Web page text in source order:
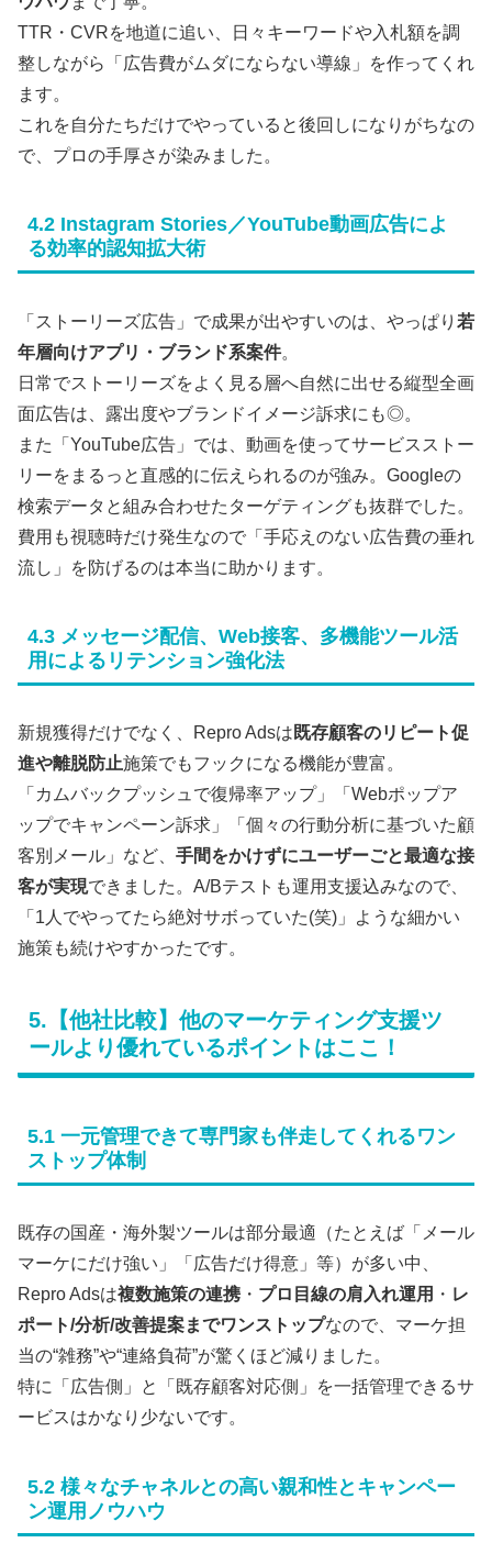
TTR・CVRを地道に追い、日々キーワードや入札額を調
整しながら「広告費がムダにならない導線」を作ってくれ
ます。
これを自分たちだけでやっていると後回しになりがちなの
で、プロの手厚さが染みました。
4.2 Instagram Stories／YouTube動画広告によ
る効率的認知拡大術
「ストーリーズ広告」で成果が出やすいのは、やっぱり 若
年層向けアプリ・ブランド系案件。
日常でストーリーズをよく見る層へ自然に出せる縦型全画
面広告は、露出度やブランドイメージ訴求にも◎。
また「YouTube広告」では、動画を使ってサービスストー
リーをまるっと直感的に伝えられるのが強み。Googleの
検索データと組み合わせたターゲティングも抜群でした。
費用も視聴時だけ発生なので「手応えのない広告費の垂れ
流し」を防げるのは本当に助かります。
4.3 メッセージ配信、Web接客、多機能ツール活
用によるリテンション強化法
新規獲得だけでなく、Repro Adsは既存顧客のリピート促
進や離脱防止施策でもフックになる機能が豊富。
「カムバックプッシュで復帰率アップ」「Webポップア
ップでキャンペーン訴求」「個々の行動分析に基づいた顧
客別メール」など、 手間をかけずにユーザーごと最適な接
客が実現できました。A/Bテストも運用支援込みなので、
「1人でやってたら絶対サボっていた(笑)」ような細かい
施策も続けやすかったです。
5.【他社比較】他のマーケティング支援ツ
ールより優れているポイントはここ！
5.1 一元管理できて専門家も伴走してくれるワン
ストップ体制
既存の国産・海外製ツールは部分最適（たとえば「メール
マーケにだけ強い」「広告だけ得意」等）が多い中、
Repro Adsは複数施策の連携 ・ プロ目線の肩入れ運用 ・ レ
ポート/分析/改善提案までワンストップなので、マーケ担
当の“雑務”や“連絡負荷”が驚くほど減りました。
特に「広告側」と「既存顧客対応側」を一括管理できるサ
ービスはかなり少ないです。
5.2 様々なチャネルとの高い親和性とキャンペー
ン運用ノウハウ